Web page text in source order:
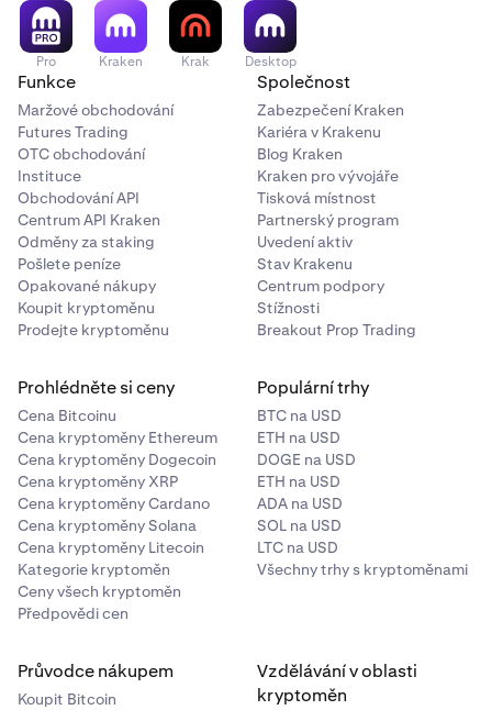
atd.), výrazně urychlí notářsky ověřený překlad dokladu
prokazujícího vaši adresu.
Pro Kraken Krak Desktop
Funkce
Maržové obchodování
Futures Trading
OTC obchodování
Instituce
Obchodování API
Centrum API Kraken
Odměny za staking
Pošlete peníze
Opakované nákupy
Koupit kryptoměnu
Prodejte kryptoměnu
Společnost
Zabezpečení Kraken
Kariéra v Krakenu
Blog Kraken
Kraken pro vývojáře
Tisková místnost
Partnerský program
Uvedení aktiv
Stav Krakenu
Centrum podpory
Stížnosti
Breakout Prop Trading
Prohlédněte si ceny
Cena Bitcoinu
Cena kryptoměny Ethereum
Cena kryptoměny Dogecoin
Cena kryptoměny XRP
Cena kryptoměny Cardano
Cena kryptoměny Solana
Cena kryptoměny Litecoin
Kategorie kryptoměn
Ceny všech kryptoměn
Předpovědi cen
Populární trhy
BTC na USD
ETH na USD
DOGE na USD
ETH na USD
ADA na USD
SOL na USD
LTC na USD
Všechny trhy s kryptoměnami
Průvodce nákupem
Koupit Bitcoin
Vzdělávání v oblasti
kryptoměn